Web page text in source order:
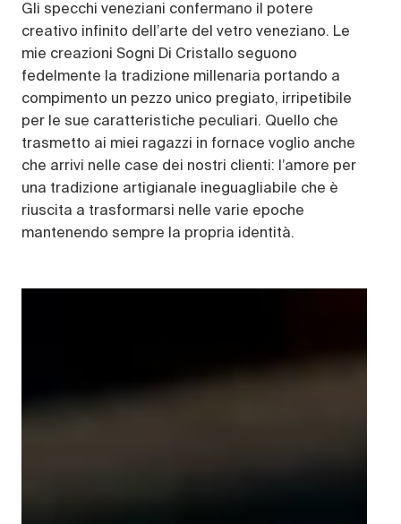
Gli specchi veneziani confermano il potere
creativo infinito dell’arte del vetro veneziano. Le
mie creazioni Sogni Di Cristallo seguono
fedelmente la tradizione millenaria portando a
compimento un pezzo unico pregiato, irripetibile
per le sue caratteristiche peculiari. Quello che
trasmetto ai miei ragazzi in fornace voglio anche
che arrivi nelle case dei nostri clienti: l’amore per
una tradizione artigianale ineguagliabile che è
riuscita a trasformarsi nelle varie epoche
mantenendo sempre la propria identità.